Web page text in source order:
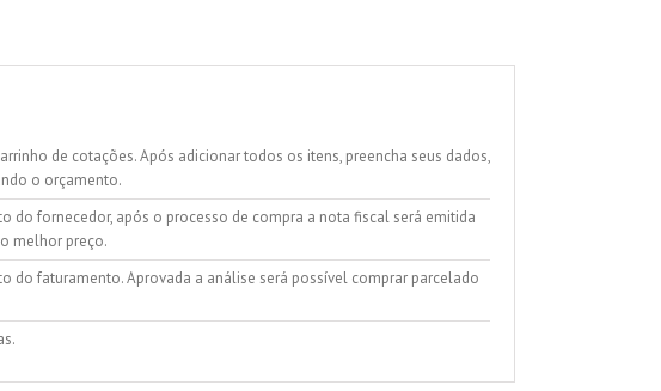
de cotações. Após adicionar todos os itens, preencha seus dados,
o orçamento.
do fornecedor, após o processo de compra a nota fiscal será emitida
melhor preço.
do faturamento. Aprovada a análise será possível comprar parcelado